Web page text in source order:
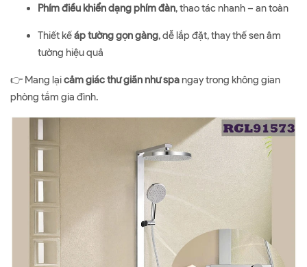
Phím điều khiển dạng phím đàn, thao tác nhanh – an toàn
Thiết kếáp tường gọn gàng, dễ lắp đặt, thay thế sen âm
tường hiệu quả
👉 Mang lạicảm giác thư giãn như spangay trong không gian
phòng tắm gia đình.